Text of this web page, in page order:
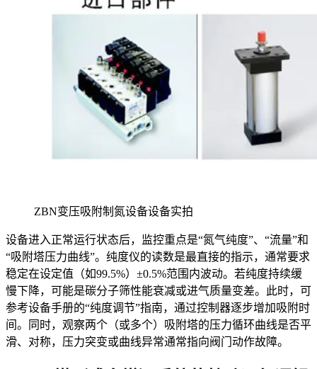
ZBN变压吸附制氮设备设备实拍
设备进入正常运行状态后，监控重点是“氮气纯度”、“流量”和
“吸附塔压力曲线”。纯度仪的读数是最直接的指示，通常要求
稳定在设定值（如99.5%）±0.5%范围内波动。若纯度持续缓
慢下降，可能是碳分子筛性能衰减或进气质量变差。此时，可
参考设备手册的“纯度调节”指南，通过控制器逐步增加吸附时
间。同时，观察两个（或多个）吸附塔的压力循环曲线是否平
滑、对称，压力突变或曲线异常通常指向阀门动作故障。